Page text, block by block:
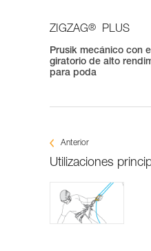
ZIGZAG® PLUS
Prusik mecánico con
giratorio de alto
para poda
Anterior
Utilizaciones